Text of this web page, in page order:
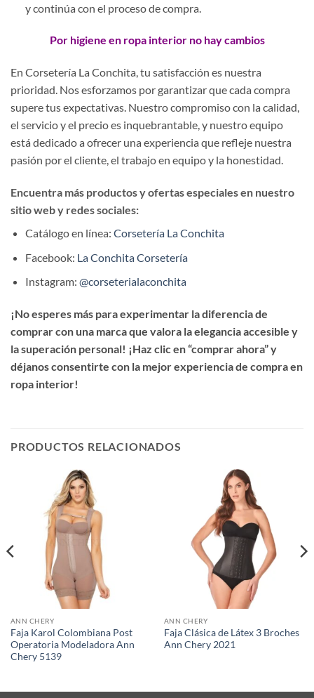
y continúa con el proceso de compra.
Por higiene en ropa interior no hay cambios
En Corsetería La Conchita, tu satisfacción es nuestra
prioridad. Nos esforzamos por garantizar que cada compra
supere tus expectativas. Nuestro compromiso con la calidad,
el servicio y el precio es inquebrantable, y nuestro equipo
está dedicado a ofrecer una experiencia que refleje nuestra
pasión por el cliente, el trabajo en equipo y la honestidad.
Encuentra más productos y ofertas especiales en nuestro
sitio web y redes sociales:
Catálogo en línea: Corsetería La Conchita
Facebook: La Conchita Corsetería
Instagram: @corseterialaconchita
¡No esperes más para experimentar la diferencia de
comprar con una marca que valora la elegancia accesible y
la superación personal! ¡Haz clic en “comprar ahora” y
déjanos consentirte con la mejor experiencia de compra en
ropa interior!
PRODUCTOS RELACIONADOS
ANN CHERY
Faja Karol Colombiana Post
Operatoria Modeladora Ann
Chery 5139
ANN CHERY
Faja Clásica de Látex 3 Broches
Ann Chery 2021